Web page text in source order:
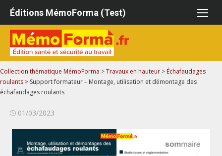
Aller
contenu
Éditions MémoForma (Test)
Collection thématique MémoForma >Travaux en hauteur > Échafaudages
roulants > Support formateur – Montage, utilisation et démontage des
échafaudages roulants
Publié01/03/2023